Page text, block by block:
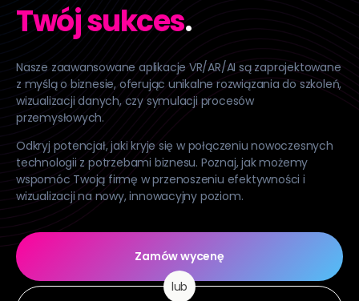
Twój sukces.
Nasze zaawansowane aplikacje VR/AR/AI są zaprojektowane
z myślą o biznesie, oferując unikalne rozwiązania do szkoleń,
wizualizacji danych, czy symulacji procesów
przemysłowych.
Odkryj potencjał, jaki kryje się w połączeniu nowoczesnych
technologii z potrzebami biznesu. Poznaj, jak możemy
wspomóc Twoją firmę w przenoszeniu efektywności i
wizualizacji na nowy, innowacyjny poziom.
Zamów wycenę
lub